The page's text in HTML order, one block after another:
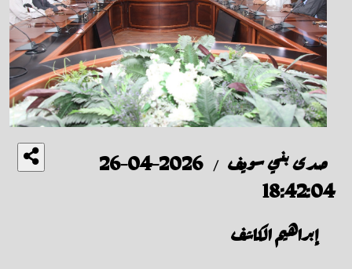
صدى بني سويف /
2026-04-26
18:42:04
إبراهيم الكاشف